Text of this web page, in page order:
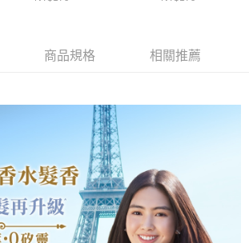
將有權停止該用戶之使用額度並採取法律行動。
商品規格 相關推薦